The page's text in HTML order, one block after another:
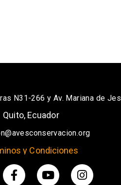
N31-266 y Av. Mariana de
Quito, Ecuador
y Condiciones